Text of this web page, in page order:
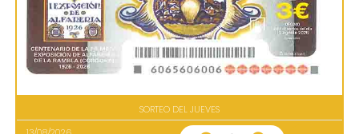
SORTEO DEL JUEVES